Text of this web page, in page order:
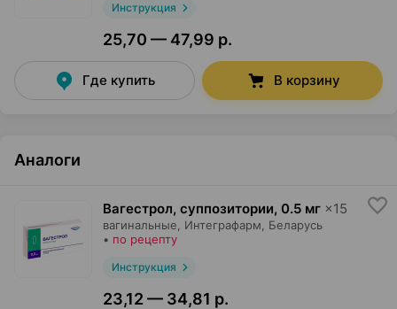
Инструкция
25,70 — 47,99 р.
Где купить В корзину
Аналоги
Вагестрол, суппозитории, 0.5 мг ×15
вагинальные, Интеграфарм , Беларусь
• по рецепту
Инструкция
23,12 — 34,81 р.